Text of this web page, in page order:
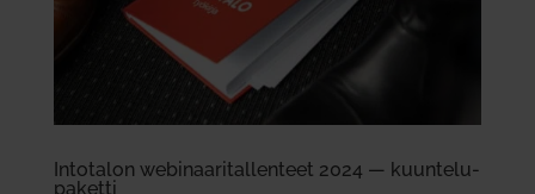
Into­talon webi­naa­ri­tal­lenteet 2024 — kuun­te­lu­
pa­ketti